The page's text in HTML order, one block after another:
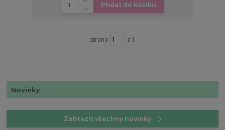
Novinky
Zobrazit všechny novinky
Přidat do košíku
strana z 1